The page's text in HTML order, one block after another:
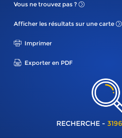
Vous ne trouvez pas ?
Afficher les résultats sur une carte
Imprimer
Exporter en PDF
RECHERCHE -